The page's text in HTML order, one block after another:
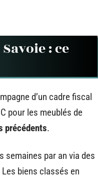
: ce
d’un cadre fiscal
pour les meublés de
précédents.
semaines par an via des
biens classés en